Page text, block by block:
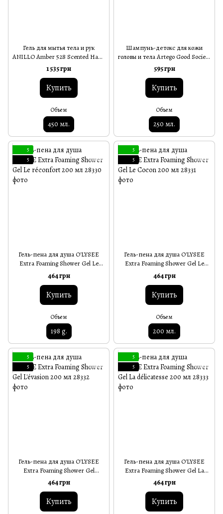
Гель для мытья тела и рук
ANILLO Amber 528 Scented Hand
& Body Wash 450 мл
1 535 грн
Купить
Объем
450 мл.
Шампунь-детокс для кожи
головы и тела Artego Good Society
10 Glee & Beauty Detox 250 мл
595 грн
Купить
Объем
250 мл.
5
5
Гель-пена для душа O'LYSEE
Extra Foaming Shower Gel Le
réconfort 200 мл
464 грн
Купить
Объем
198 g.
5
5
Гель-пена для душа O'LYSEE
Extra Foaming Shower Gel Le
Сocon 200 мл
464 грн
Купить
Объем
200 мл.
5
5
Гель-пена для душа O'LYSEE
Extra Foaming Shower Gel
L'évasion 200 мл
464 грн
Купить
5
5
Гель-пена для душа O'LYSEE
Extra Foaming Shower Gel La
délicatesse 200 мл
464 грн
Купить